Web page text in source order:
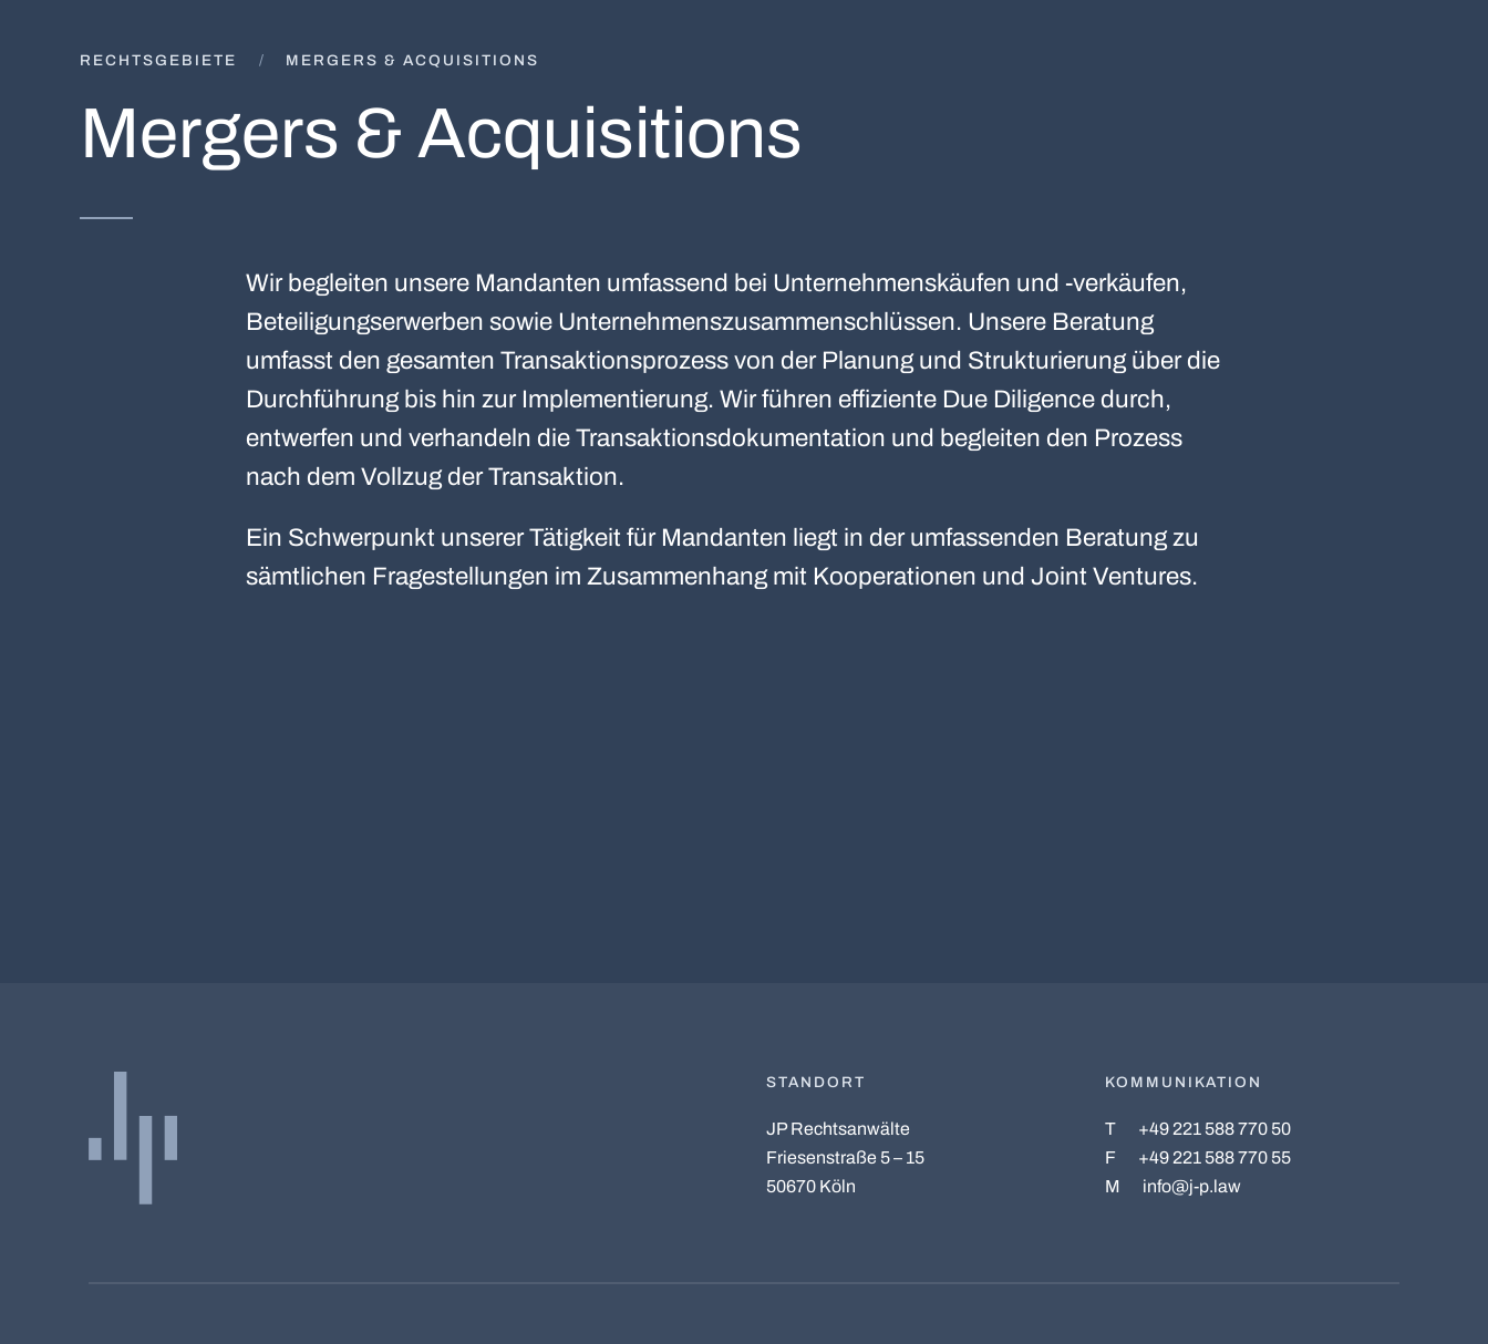
RECHTSGEBIETE MERGERS & ACQUISITIONS
Mergers & Acquisitions
Wir begleiten unsere Mandanten umfassend bei Unternehmenskäufen und -verkäufen,
Beteiligungserwerben sowie Unternehmenszusammenschlüssen. Unsere Beratung
umfasst den gesamten Transaktionsprozess von der Planung und Strukturierung über die
Durchführung bis hin zur Implementierung. Wir führen effiziente Due Diligence durch,
entwerfen und verhandeln die Transaktionsdokumentation und begleiten den Prozess
nach dem Vollzug der Transaktion.
Ein Schwerpunkt unserer Tätigkeit für Mandanten liegt in der umfassenden Beratung zu
sämtlichen Fragestellungen im Zusammenhang mit Kooperationen und Joint Ventures.
STANDORT
JP Rechtsanwälte
Friesenstraße 5 – 15
50670 Köln
KOMMUNIKATION
T
+49 221 588 770 50
F
+49 221 588 770 55
M
info@j-p.law